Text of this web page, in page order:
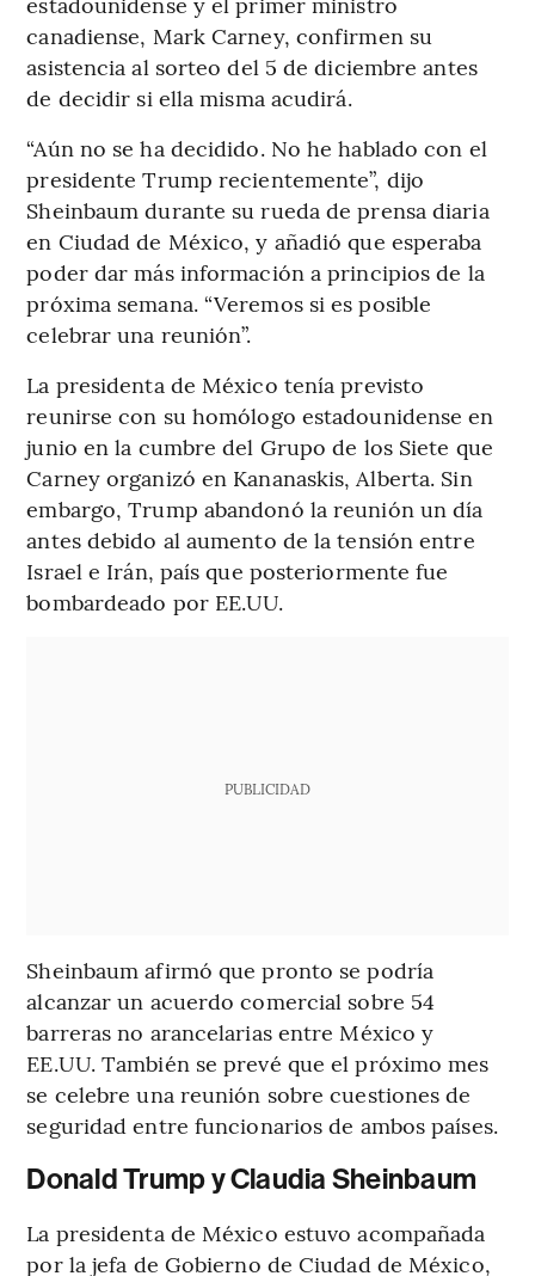
canadiense, Mark Carney, confirmen su
asistencia al sorteo del 5 de diciembre antes
de decidir si ella misma acudirá.
“Aún no se ha decidido. No he hablado con el
presidente Trump recientemente”, dijo
Sheinbaum durante su rueda de prensa diaria
en Ciudad de México, y añadió que esperaba
poder dar más información a principios de la
próxima semana. “Veremos si es posible
celebrar una reunión”.
La presidenta de México tenía previsto
reunirse con su homólogo estadounidense en
junio en la cumbre del Grupo de los Siete que
Carney organizó en Kananaskis, Alberta. Sin
embargo, Trump abandonó la reunión un día
antes debido al aumento de la tensión entre
Israel e Irán, país que posteriormente fue
bombardeado por EE.UU.
PUBLICIDAD
Sheinbaum afirmó que pronto se podría
alcanzar un acuerdo comercial sobre 54
barreras no arancelarias entre México y
EE.UU. También se prevé que el próximo mes
se celebre una reunión sobre cuestiones de
seguridad entre funcionarios de ambos países.
Donald Trump y Claudia Sheinbaum
La presidenta de México estuvo acompañada
por la jefa de Gobierno de Ciudad de México,